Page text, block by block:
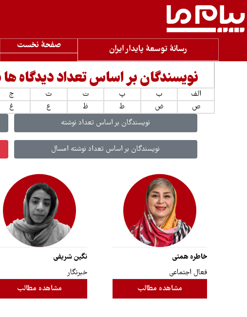
رسانۀ توسعۀ پایدار ایران صفحۀ نخست
نویسندگان بر اساس تعداد دیدگاه
الف ب پ ت ث ج
ص
ض ط ظ ع غ
نویسندگان بر اساس تعداد نوشته
نویسندگان بر اساس تعداد نوشته امسال
خاطره همتی
فعال اجتماعی
مشاهده مطالب
نگین شریفی
خبرنگار
مشاهده مطالب